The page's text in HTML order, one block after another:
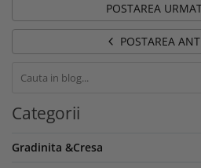
POSTAREA
POSTAREA
Categorii
Gradinita &Cresa